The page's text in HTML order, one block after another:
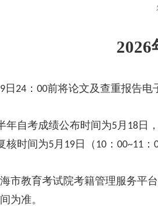
2026
日 24 ： 00前将论文及查重报告电
年自考成绩公布时间为5 月 18 日
核时间为5 月 19 日（ 10 ： 00~11 ：
市教育考试院考籍管理服务平
为准。